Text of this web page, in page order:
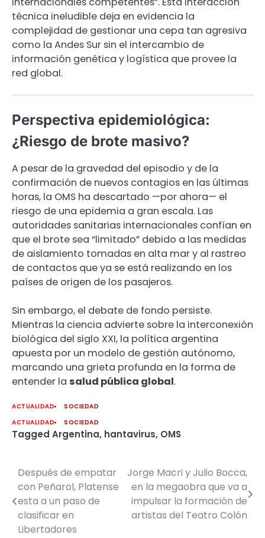
técnica ineludible deja en evidencia la
complejidad de gestionar una cepa tan agresiva
como la Andes Sur sin el intercambio de
información genética y logística que provee la
red global.
Perspectiva epidemiológica:
¿Riesgo de brote masivo?
A pesar de la gravedad del episodio y de la
confirmación de nuevos contagios en las últimas
horas, la OMS ha descartado —por ahora— el
riesgo de una epidemia a gran escala. Las
autoridades sanitarias internacionales confían en
que el brote sea “limitado” debido a las medidas
de aislamiento tomadas en alta mar y al rastreo
de contactos que ya se está realizando en los
países de origen de los pasajeros.
Sin embargo, el debate de fondo persiste.
Mientras la ciencia advierte sobre la interconexión
biológica del siglo XXI, la política argentina
apuesta por un modelo de gestión autónomo,
marcando una grieta profunda en la forma de
entender la salud pública global.
ACTUALIDAD
SOCIEDAD
ACTUALIDAD
SOCIEDAD
Tagged Argentina, hantavirus, OMS
Navegación
de
entradas
Después de empatar
con Peñarol, Platense
esta a un paso de
clasificar en
Libertadores
Jorge Macri y Julio Bocca,
en la megaobra que va a
impulsar la formación de
artistas del Teatro Colón